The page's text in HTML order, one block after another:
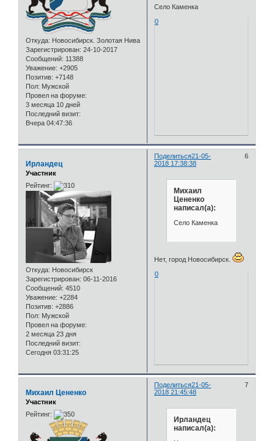
Откуда: Новосибирск. Золотая Нива
Зарегистрирован: 24-10-2017
Сообщений: 11388
Уважение: +2905
Позитив: +7148
Пол: Мужской
Провел на форуме:
3 месяца 10 дней
Последний визит:
Вчера 04:47:36
Село Каменка
0
Поделиться 6
21-05-
2018 17:38:38
Ирландец
Участник
Рейтинг:
Откуда: Новосибирск
Зарегистрирован: 06-11-2016
Сообщений: 4510
Уважение: +2284
Позитив: +2886
Пол: Мужской
Провел на форуме:
2 месяца 23 дня
Последний визит:
Сегодня 03:31:25
Михаил
Цененко
написал(а):
Село Каменка
Нет, город Новосибирск.
0
Поделиться 7
21-05-
2018 21:45:48
Михаил Цененко
Участник
Рейтинг:
Ирландец
написал(а):